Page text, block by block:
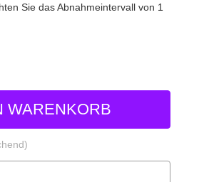
Sie das Abnahmeintervall von 1
WARENKORB